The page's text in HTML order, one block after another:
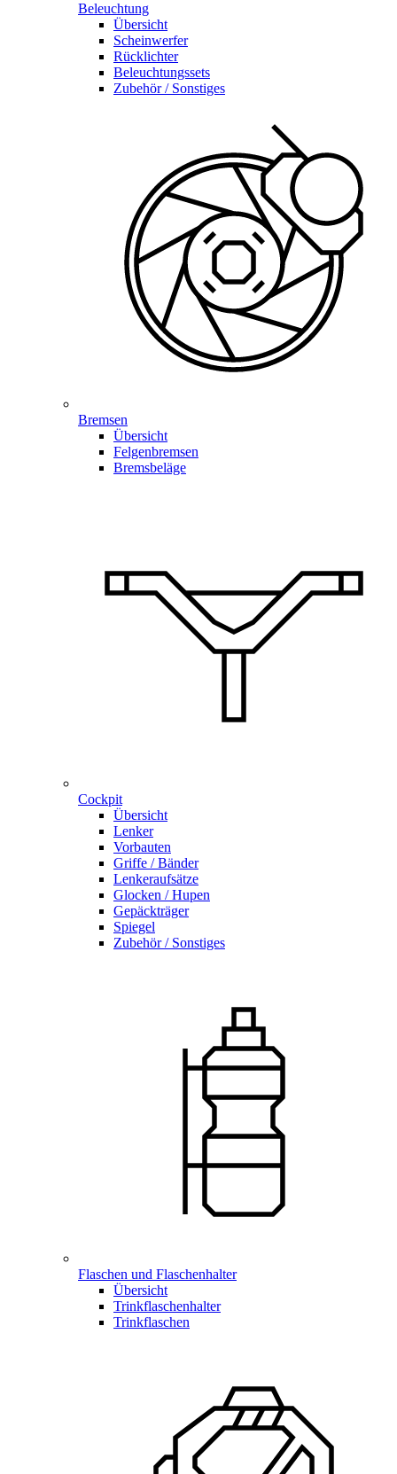
Beleuchtung
Übersicht
Scheinwerfer
Rücklichter
Beleuchtungssets
Zubehör / Sonstiges
Bremsen
Übersicht
Felgenbremsen
Bremsbeläge
Cockpit
Übersicht
Lenker
Vorbauten
Griffe / Bänder
Lenkeraufsätze
Glocken / Hupen
Gepäckträger
Spiegel
Zubehör / Sonstiges
Flaschen und Flaschenhalter
Übersicht
Trinkflaschenhalter
Trinkflaschen